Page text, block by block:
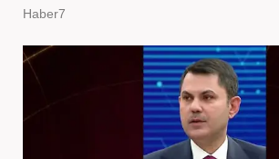
Haber7